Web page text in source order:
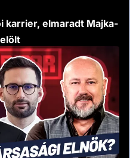
karrier, elmaradt Majka-